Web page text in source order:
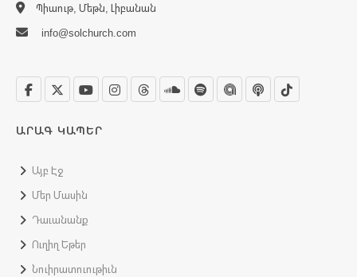
Պիաութ, Մեթն, Լիբանան
info@solchurch.com
ԱՐԱԳ ԿԱՊԵՐ
Այբ Էջ
Մեր Մասին
Դաւանանք
Ուղիղ Եթեր
Նուիրատուութիւն